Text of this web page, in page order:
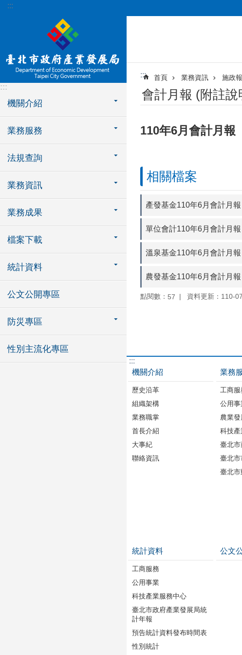
跳到主要內容區塊
:::
:::
機關介紹
業務服務
法規查詢
業務資訊
業務成果
檔案下載
統計資料
公文公開專區
防災專區
性別主流化專區
::: 首頁 業務資訊 施政
會計月報 (附註
110年6月會計月報
相關檔案
產發基金110年6月會計月報
單位會計110年6月會計月報
溫泉基金110年6月會計月報
農發基金110年6月會計月報
點閱數： 57 資料更新：110-
:::
機關介紹
歷史沿革
組織架構
業務職掌
首長介紹
大事紀
聯絡資訊
業務
工商服
公用事
農業發
科技產
臺北市
臺北市
臺北市
統計資料
工商服務
公用事業
科技產業服務中心
臺北市政府產業發展局統
計年報
預告統計資料發布時間表
性別統計
公文